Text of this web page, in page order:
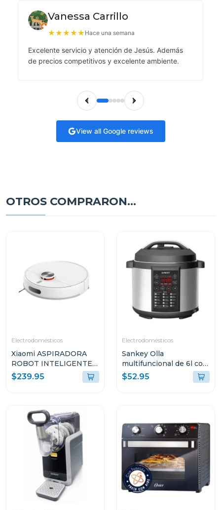
Vanessa Carrillo
★★★★★ Hace una semana
Excelente servicio y atención de Jesús. Además
de precios competitivos y excelente ambiente.
View all Google reviews
OTROS COMPRARON...
Electrodomésticos
Xiaomi ASPIRADORA
ROBOT INTELIGENTE
2-EN-1 SUCCIÓN
10000PA SENSOR LDS
$239.95
Electrodomésticos
Sankey Olla
multifuncional de 6l con
15 funciones para
cocinar ke65d
$52.95